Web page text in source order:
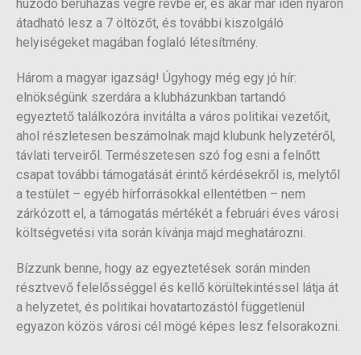
húzódó beruházás végre révbe ér, és akár már idén nyáron
átadható lesz a 7 öltözőt, és további kiszolgáló
helyiségeket magában foglaló létesítmény.
Három a magyar igazság! Úgyhogy még egy jó hír:
elnökségünk szerdára a klubházunkban tartandó
egyeztető találkozóra invitálta a város politikai vezetőit,
ahol részletesen beszámolnak majd klubunk helyzetéről,
távlati terveiről. Természetesen szó fog esni a felnőtt
csapat további támogatását érintő kérdésekről is, melytől
a testület – egyéb hírforrásokkal ellentétben – nem
zárkózott el, a támogatás mértékét a februári éves városi
költségvetési vita során kívánja majd meghatározni.
Bízzunk benne, hogy az egyeztetések során minden
résztvevő felelősséggel és kellő körültekintéssel látja át
a helyzetet, és politikai hovatartozástól függetlenül
egyazon közös városi cél mögé képes lesz felsorakozni.